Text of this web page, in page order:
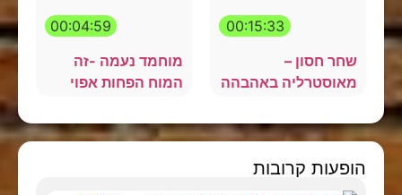
00:15:33
שחר חסון –
מאוסטרליה באהבהה
00:04:59
מוחמד נעמה -זה
המוח הפחות אפוי
הופעות קרובות